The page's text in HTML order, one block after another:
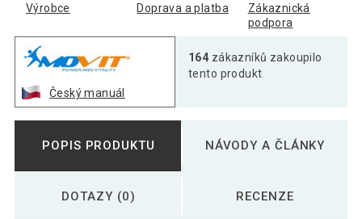
Výrobce Doprava a platba
Zákaznická
podpora
Český manuál
164 zákazníků zakoupilo
tento produkt
POPIS PRODUKTU NÁVODY A ČLÁNKY
DOTAZY (0) RECENZE